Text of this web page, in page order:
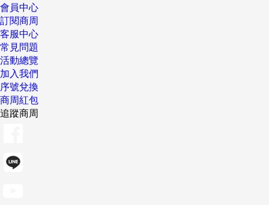
會員中心
訂閱商周
客服中心
常見問題
活動總覽
加入我們
序號兌換
商周紅包
追蹤商周